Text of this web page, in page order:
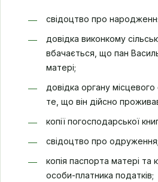
свідоцтво про
довідка виконкому
вбачається, що пан
матері;
довідка органу
те, що він дійсно
копії погосподарської
свідоцтво про одруження;
копія паспорта матері та
особи-платника податків;